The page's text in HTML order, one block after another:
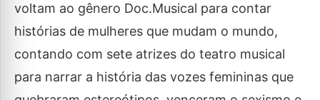
voltam ao gênero Doc.Musical para contar
histórias de mulheres que mudam o mundo,
contando com sete atrizes do teatro musical
para narrar a história das vozes femininas que